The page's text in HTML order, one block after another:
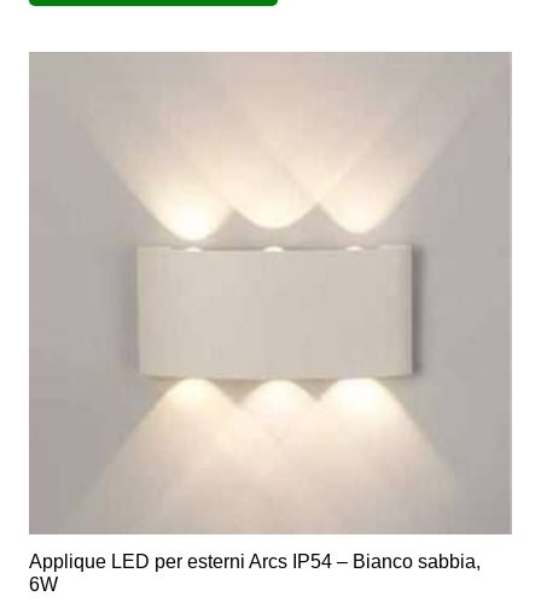
Applique LED per esterni Arcs IP54 – Bianco sabbia,
6W